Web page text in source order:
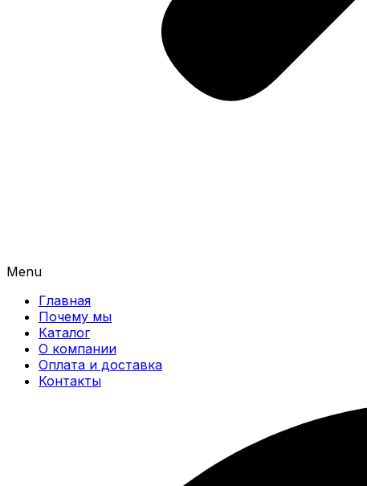
Menu
Главная
Почему мы
Каталог
О компании
Оплата и доставка
Контакты